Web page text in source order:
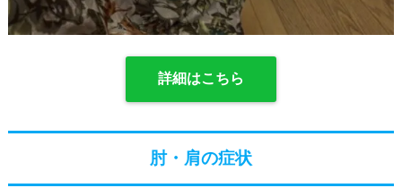
詳細はこちら
肘・肩の症状